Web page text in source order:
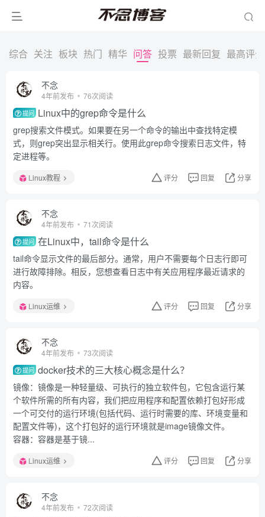
综合 关注 板块 热门 精华 问答 投票 最新回复 最高评分
不念
4年前发布 76次阅读
提问 Linux中的grep命令是什么
grep搜索文件模式。如果要在另一个命令的输出中查找特定模
式，则grep突出显示相关行。使用此grep命令搜索日志文件，特
定进程等。
Linux教程 评分 回复 分享
不念
4年前发布 71次阅读
提问 在Linux中，tail命令是什么
tail命令显示文件的最后部分。通常，用户不需要每个日志行即可
进行故障排除。相反，您想查看日志中有关应用程序最近请求的
内容。
Linux运维 评分 回复 分享
不念
4年前发布 73次阅读
提问 docker技术的三大核心概念是什么？
镜像：镜像是一种轻量级、可执行的独立软件包，它包含运行某
个软件所需的所有内容，我们把应用程序和配置依赖打包好形成
一个可交付的运行环境(包括代码、运行时需要的库、环境变量和
配置文件等)，这个打包好的运行环境就是image镜像文件。
容器：容器是基于镜...
Linux运维 评分 回复 分享
不念
4年前发布 72次阅读